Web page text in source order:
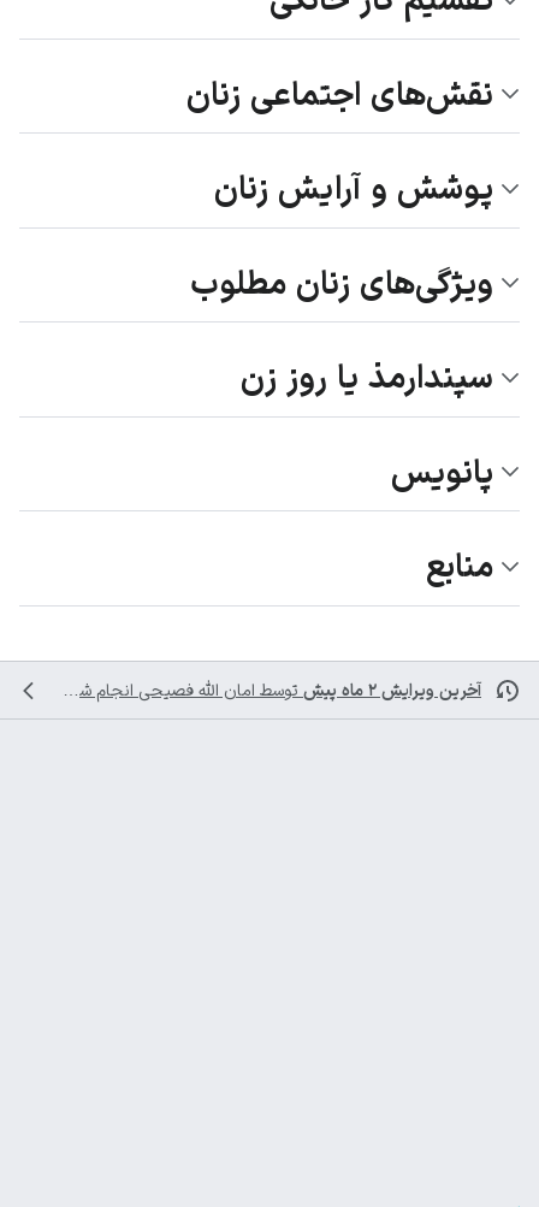
نقش‌های اجتماعی زنان
پوشش و آرایش زنان
ویژگی‌های زنان مطلوب
سپندارمذ یا روز زن
پانویس
منابع
آخرین ویرایش ۲ ماه پیش توسط امان الله فصیحی انجام شده است